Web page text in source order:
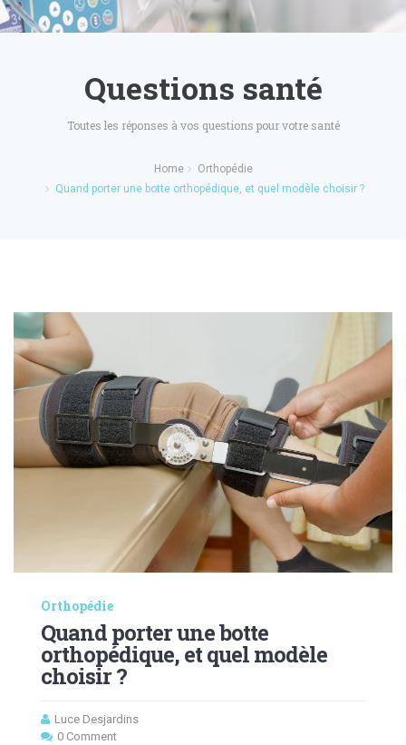
Questions santé
Toutes les réponses à vos questions pour votre santé
Home
Orthopédie
Quand porter une botte orthopédique, et quel modèle choisir ?
Orthopédie
Quand porter une botte
orthopédique, et quel modèle
choisir ?
Luce Desjardins
0 Comment